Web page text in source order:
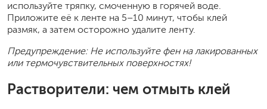
используйте тряпку, смоченную в горячей воде.
Приложите её к ленте на 5–10 минут, чтобы клей
размяк, а затем осторожно удалите ленту.
Предупреждение: Не используйте фен на лакированных
или термочувствительных поверхностях!
Растворители: чем отмыть клей